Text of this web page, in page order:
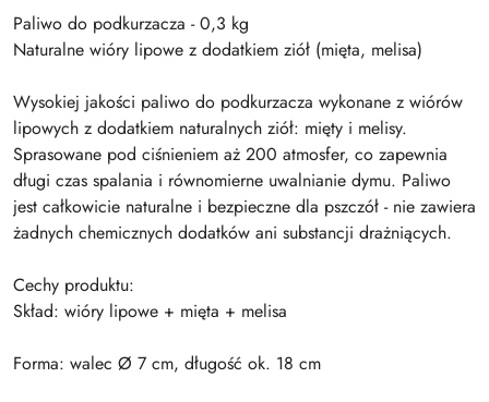
Paliwo do podkurzacza - 0,3 kg
Naturalne wióry lipowe z dodatkiem ziół (mięta, melisa)
Wysokiej jakości paliwo do podkurzacza wykonane z wiórów
lipowych z dodatkiem naturalnych ziół: mięty i melisy.
Sprasowane pod ciśnieniem aż 200 atmosfer, co zapewnia
długi czas spalania i równomierne uwalnianie dymu. Paliwo
jest całkowicie naturalne i bezpieczne dla pszczół - nie zawiera
żadnych chemicznych dodatków ani substancji drażniących.
Cechy produktu:
Skład: wióry lipowe + mięta + melisa
Forma: walec Ø 7 cm, długość ok. 18 cm